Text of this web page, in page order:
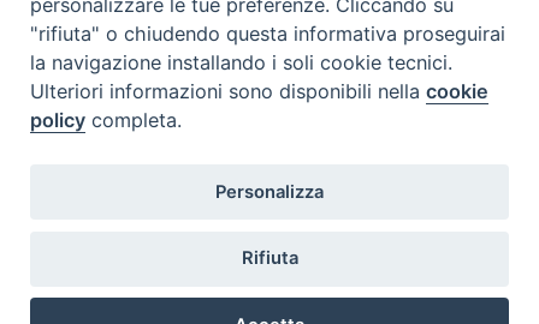
Privacy e sicurezza
"rifiuta" o chiudendo questa informativa proseguirai
la navigazione installando i soli cookie tecnici.
Ulteriori informazioni sono disponibili nellacookie
policy completa.
Personalizza
Rifiuta